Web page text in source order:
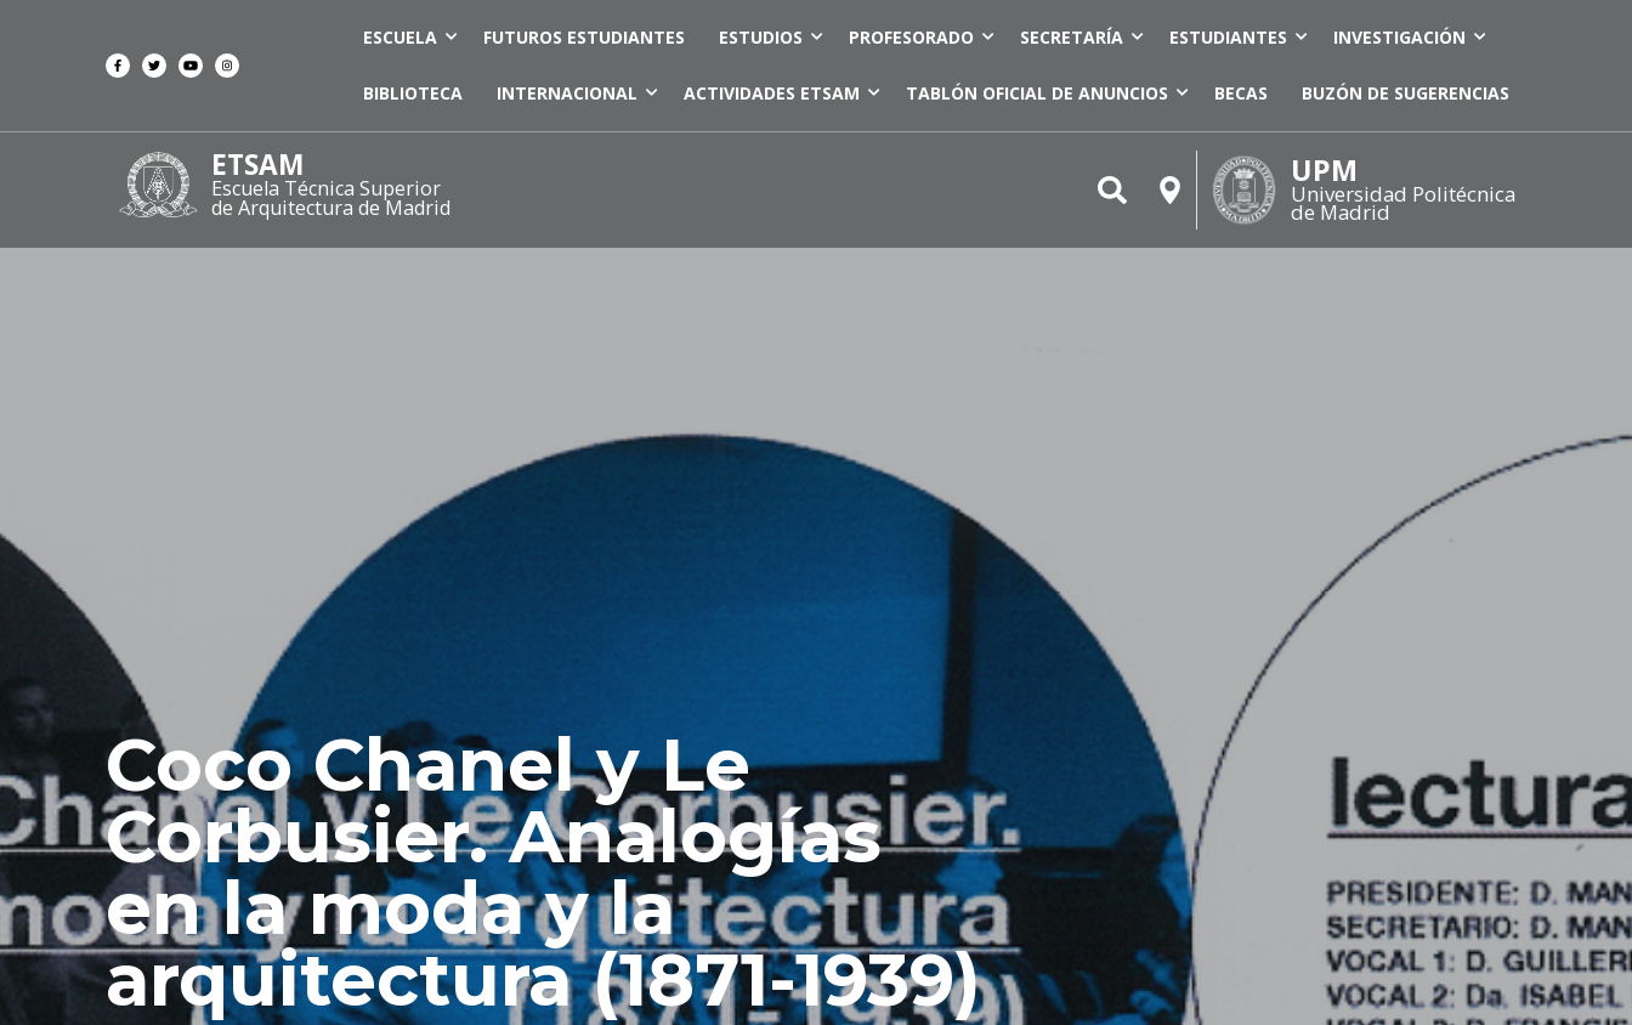
ESCUELA FUTUROS ESTUDIANTES ESTUDIOS PROFESORADO SECRETARÍA ESTUDIANTES INVESTIGACIÓN
BIBLIOTECA INTERNACIONAL ACTIVIDADES ETSAM TABLÓN OFICIAL DE ANUNCIOS BECAS BUZÓN DE SUGERENCIAS
ETSAM
Escuela Técnica Superior
de Arquitectura de Madrid
UPM
Universidad Politécnica
de Madrid
Coco Chanel y Le
Corbusier. Analogías
en la moda y la
arquitectura (1871-1939)